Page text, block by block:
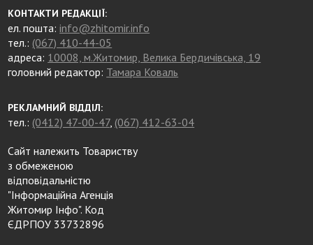
КОНТАКТИ РЕДАКЦІЇ:
ел. пошта:info@zhitomir.info
тел.: (067) 410-44-05
адреса: 10008, м.Житомир, Велика Бердичівська, 19
головний редактор: Тамара Коваль
РЕКЛАМНИЙ ВІДДІЛ:
тел.: (0412) 47-00-47, (067) 412-63-04
Сайт належить Товариству
з обмеженою
відповідальністю
"Інформаційна Агенція
Житомир Інфо". Код
ЄДРПОУ 33732896